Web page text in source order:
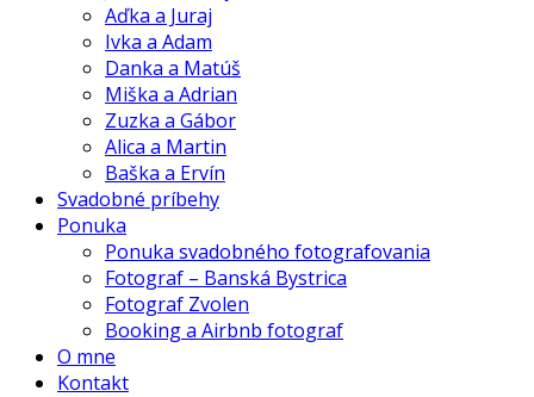
Aďka a Juraj
Ivka a Adam
Danka a Matúš
Miška a Adrian
Zuzka a Gábor
Alica a Martin
Baška a Ervín
Svadobné príbehy
Ponuka
Ponuka svadobného fotografovania
Fotograf – Banská Bystrica
Fotograf Zvolen
Booking a Airbnb fotograf
O mne
Kontakt